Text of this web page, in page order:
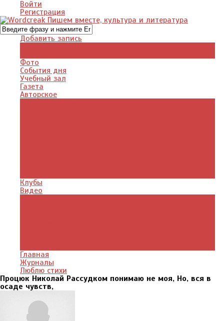
Войти
Регистрация
Добавить запись
Фото
События дня
Учебный зал
Газета
Авторское
Клубы
Видео
Главная
Журналы
Люблю стихи
Процюк Николай Рассудком понимаю не моя, Но, вся в
осаде чувств,